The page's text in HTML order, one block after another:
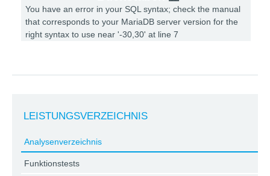
You have an error in your SQL syntax; check the manual
that corresponds to your MariaDB server version for the
right syntax to use near '-30,30' at line 7
LEISTUNGSVERZEICHNIS
Analysenverzeichnis
Funktionstests